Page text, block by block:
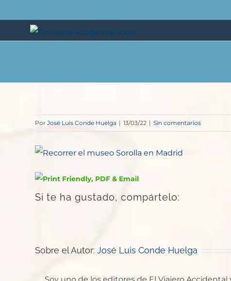
al
contenido
Por José Luis Conde Huelga | 13/03/22 | Sin comentarios
Si te ha gustado, compártelo:
Sobre el Autor: José Luis Conde Huelga